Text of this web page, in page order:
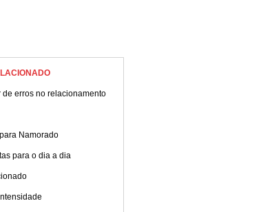
de erros no relacionamento
Namorado
para o dia a dia